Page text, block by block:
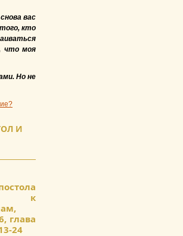
вас
кто
что моя
Но не
И
к
глава
24